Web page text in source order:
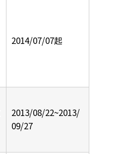
2014/07/07起
2013/08/22~2013/
09/27